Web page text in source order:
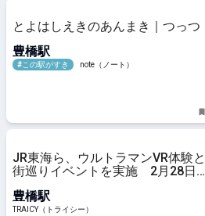
とよはしえきのあんまき｜つっつ
豊橋駅
#この駅がすき note（ノート）
JR東海ら、ウルトラマンVR体験と
街巡りイベントを実施 2月28日か
ー）
豊橋駅
TRAICY（トライシー）